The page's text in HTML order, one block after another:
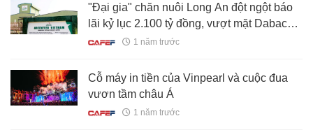
"Đại gia" chăn nuôi Long An đột ngột báo
lãi kỷ lục 2.100 tỷ đồng, vượt mặt Dabaco,
nông nghiệp Hoà Phát, BAF
1 năm trước
Cỗ máy in tiền của Vinpearl và cuộc đua
vươn tầm châu Á
1 năm trước